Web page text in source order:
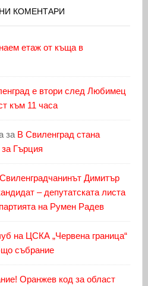
КОМЕНТАРИ
етаж от къща в
е втори след Любимец
към 11 часа
за В Свиленград стана
Гърция
Свиленградчанинът Димитър
– депутатската листа
на Румен Радев
на ЦСКА „Червена граница“
събрание
Оранжев код за област